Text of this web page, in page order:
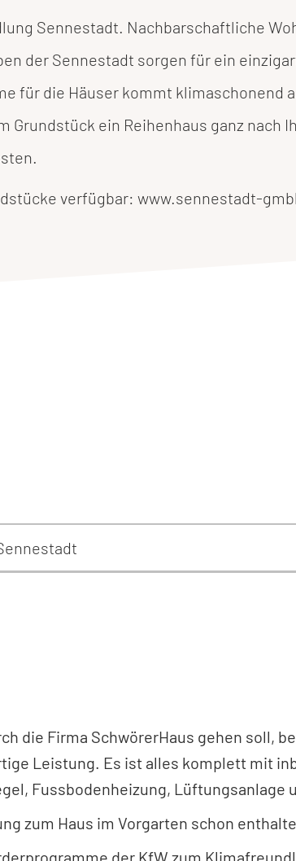
Sennestadt. Nachbarschaftliche
der Sennestadt sorgen für ein
für die Häuser kommt klimaschonend
Grundstück ein Reihenhaus ganz
verfügbar: www.sennestadt-
die Firma SchwörerHaus gehen soll,
Leistung. Es ist alles komplett mit
Fussbodenheizung, Lüftungsanlage
zum Haus im Vorgarten schon
der KfW zum